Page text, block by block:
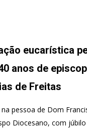
eucarística
anos de
de Freitas
pessoa de Dom
Diocesano, com júbilo